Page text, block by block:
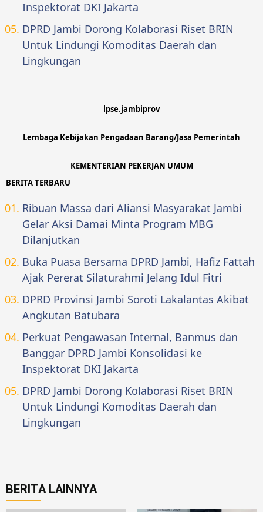
Inspektorat DKI Jakarta
DPRD Jambi Dorong Kolaborasi Riset BRIN
Untuk Lindungi Komoditas Daerah dan
Lingkungan
lpse.jambiprov
Lembaga Kebijakan Pengadaan Barang/Jasa Pemerintah
KEMENTERIAN PEKERJAN UMUM
BERITA TERBARU
Ribuan Massa dari Aliansi Masyarakat Jambi
Gelar Aksi Damai Minta Program MBG
Dilanjutkan
Buka Puasa Bersama DPRD Jambi, Hafiz Fattah
Ajak Pererat Silaturahmi Jelang Idul Fitri
DPRD Provinsi Jambi Soroti Lakalantas Akibat
Angkutan Batubara
Perkuat Pengawasan Internal, Banmus dan
Banggar DPRD Jambi Konsolidasi ke
Inspektorat DKI Jakarta
DPRD Jambi Dorong Kolaborasi Riset BRIN
Untuk Lindungi Komoditas Daerah dan
Lingkungan
BERITA LAINNYA